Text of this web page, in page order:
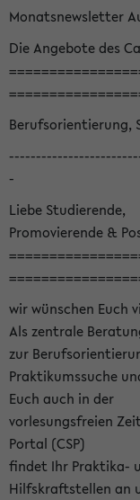
Monatsnewsletter
Die Angebote des
Berufsorientierung,
-
Liebe Studierende,
Promovierende &
wir wünschen Euch
Als zentrale
zur
Praktikumssuche
Euch auch in der
vorlesungsfreien
Portal (CSP)
findet Ihr Praktika-
Hilfskraftstellen an